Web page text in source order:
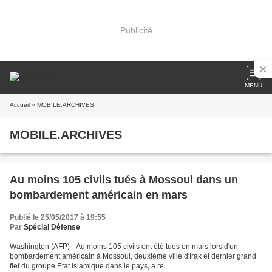
Publicité
MENU
Accueil » MOBILE.ARCHIVES
MOBILE.ARCHIVES
Au moins 105 civils tués à Mossoul dans un
bombardement américain en mars
Publié le 25/05/2017 à 19:55
Par Spécial Défense
Washington (AFP) - Au moins 105 civils ont été tués en mars lors d'un
bombardement américain à Mossoul, deuxième ville d'Irak et dernier grand
fief du groupe Etat islamique dans le pays, a re...